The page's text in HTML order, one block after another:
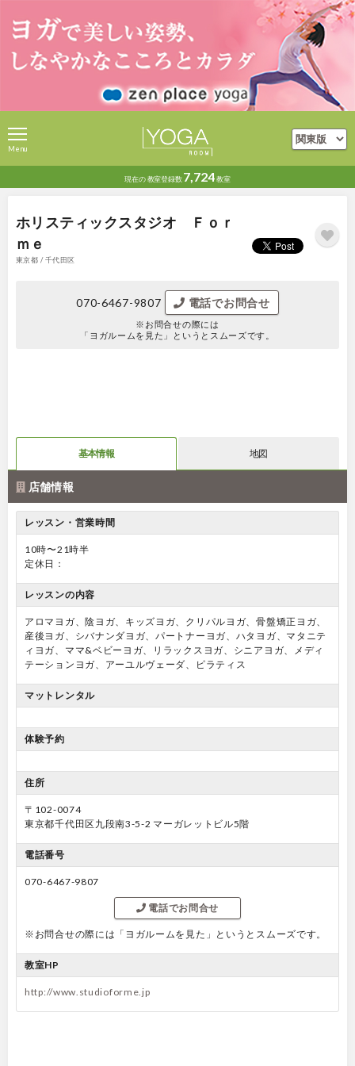
現在の教室登録数 7,724教室
Menu
ホリスティックスタジオ Ｆｏｒ
ｍｅ
東京都 / 千代田区
070-6467-9807 電話でお問合せ
※お問合せの際には
「ヨガルームを見た」というとスムーズです。
基本情報 地図
店舗情報
レッスン・営業時間
10時〜21時半
定休日：
レッスンの内容
アロマヨガ、陰ヨガ、キッズヨガ、クリパルヨガ、骨盤矯正ヨガ、
産後ヨガ、シバナンダヨガ、パートナーヨガ、ハタヨガ、マタニテ
ィヨガ、ママ&ベビーヨガ、リラックスヨガ、シニアヨガ、メディ
テーションヨガ、アーユルヴェーダ、ピラティス
マットレンタル
体験予約
住所
〒102-0074
東京都千代田区九段南3-5-2 マーガレットビル5階
電話番号
070-6467-9807
電話でお問合せ
※お問合せの際には「ヨガルームを見た」というとスムーズです。
教室HP
http://www.studioforme.jp